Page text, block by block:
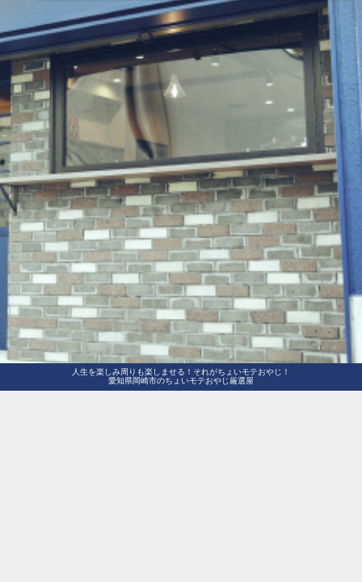
人生を楽しみ周りも楽しませる！それがちょいモテおやじ！
愛知県岡崎市のちょいモテおやじ厳選屋